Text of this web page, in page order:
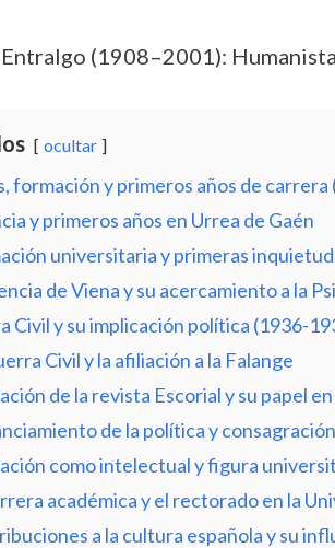
(1908–2001):
ocultar
formación y primeros años de carrera
y primeros años en Urrea de Gaén
universitaria y primeras
de Viena y su acercamiento a la
Civil y su implicación política (1936-
Civil y la afiliación a la Falange
de la revista Escorial y su papel
de la política y
como intelectual y figura
académica y el rectorado en la
a la cultura española y su